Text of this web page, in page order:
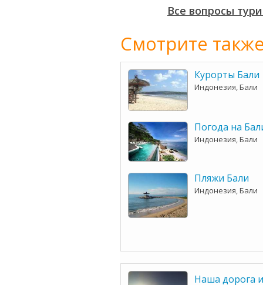
Все вопросы
Смотрите
Курорты Бали
Индонезия, Бали
Погода на
Индонезия, Бали
Пляжи Бали
Индонезия, Бали
Наша дорога